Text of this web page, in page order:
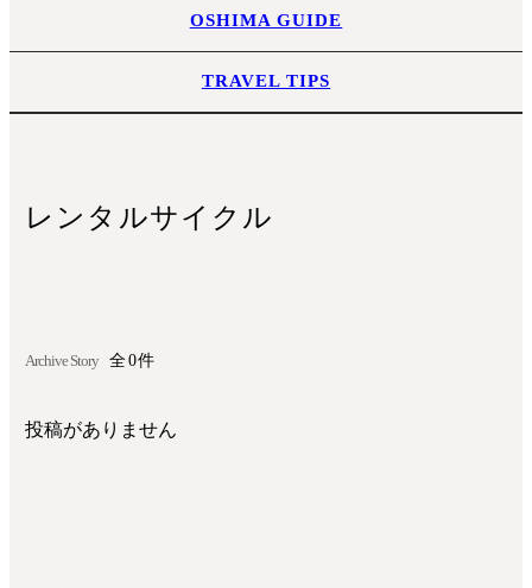
OSHIMA GUIDE
TRAVEL TIPS
レンタルサイクル
Archive Story 全0件
投稿がありません